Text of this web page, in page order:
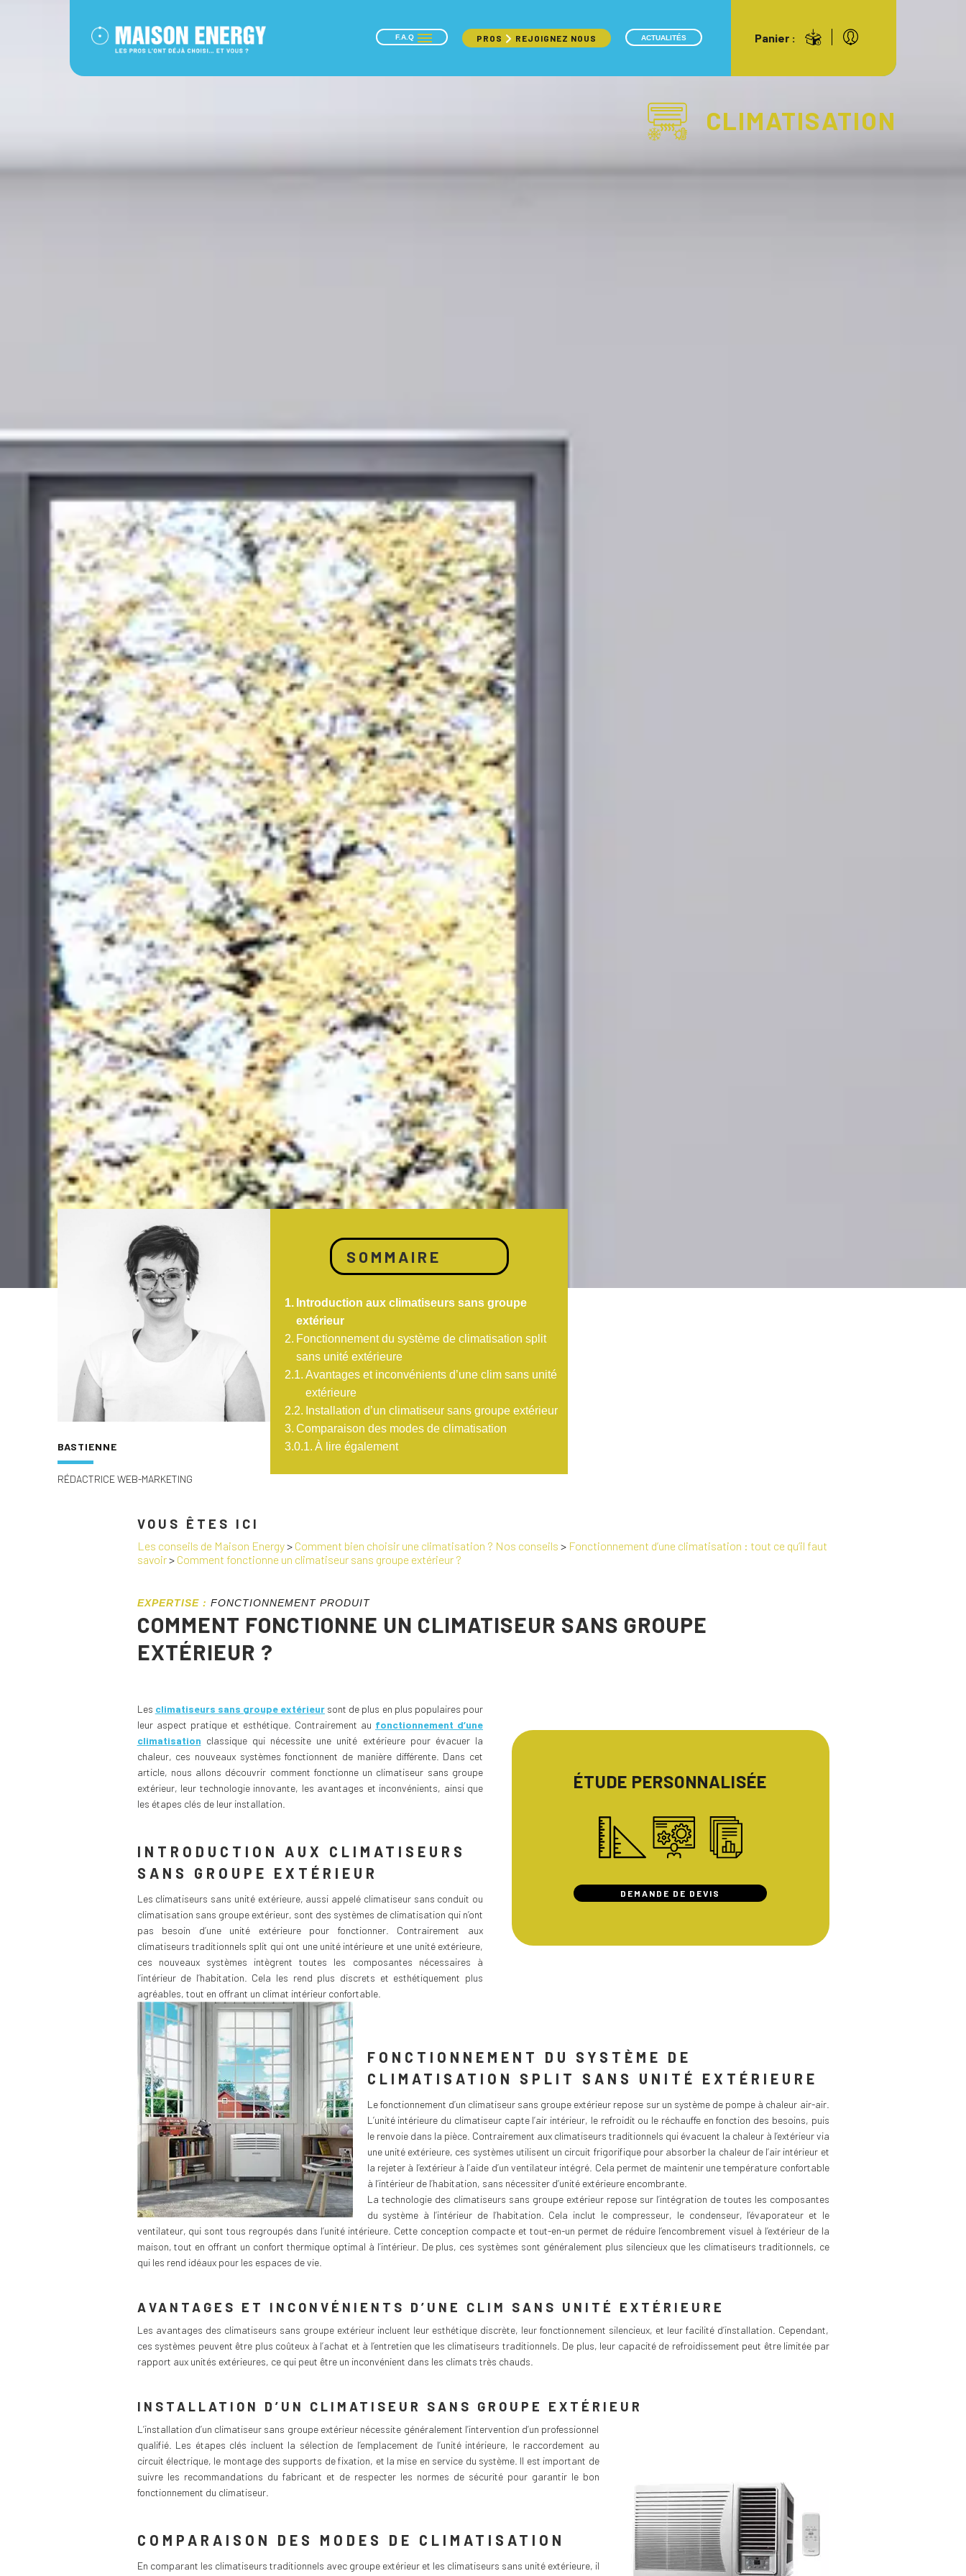
ACTUALITÉS
PROS REJOIGNEZ NOUS
F.A.Q Panier :
CLIMATISATION
BASTIENNE
RÉDACTRICE WEB-MARKETING
SOMMAIRE
Introduction aux climatiseurs sans groupe
extérieur
Fonctionnement du système de climatisation split
sans unité extérieure
Avantages et inconvénients d’une clim sans unité
extérieure
Installation d’un climatiseur sans groupe extérieur
Comparaison des modes de climatisation
À lire également
VOUS ÊTES ICI
Les conseils de Maison Energy> Comment bien choisir une climatisation ? Nos conseils > Fonctionnement d’une climatisation : tout ce qu’il faut
savoir> Comment fonctionne un climatiseur sans groupe extérieur ?
EXPERTISE : FONCTIONNEMENT PRODUIT
COMMENT FONCTIONNE UN CLIMATISEUR SANS GROUPE
EXTÉRIEUR ?
ÉTUDE PERSONNALISÉE
DEMANDE DE DEVIS
Les climatiseurs sans groupe extérieur sont de plus en plus populaires pour
leur aspect pratique et esthétique. Contrairement au fonctionnement d’une
climatisation classique qui nécessite une unité extérieure pour évacuer la
chaleur, ces nouveaux systèmes fonctionnent de manière différente. Dans cet
article, nous allons découvrir comment fonctionne un climatiseur sans groupe
extérieur, leur technologie innovante, les avantages et inconvénients, ainsi que
les étapes clés de leur installation.
INTRODUCTION AUX CLIMATISEURS
SANS GROUPE EXTÉRIEUR
Les climatiseurs sans unité extérieure, aussi appelé climatiseur sans conduit ou
climatisation sans groupe extérieur, sont des systèmes de climatisation qui n’ont
pas besoin d’une unité extérieure pour fonctionner. Contrairement aux
climatiseurs traditionnels split qui ont une unité intérieure et une unité extérieure,
ces nouveaux systèmes intègrent toutes les composantes nécessaires à
l’intérieur de l’habitation. Cela les rend plus discrets et esthétiquement plus
agréables, tout en offrant un climat intérieur confortable.
FONCTIONNEMENT DU SYSTÈME DE
CLIMATISATION SPLIT SANS UNITÉ EXTÉRIEURE
Le fonctionnement d’un climatiseur sans groupe extérieur repose sur un système de pompe à chaleur air-air.
L’unité intérieure du climatiseur capte l’air intérieur, le refroidit ou le réchauffe en fonction des besoins, puis
le renvoie dans la pièce. Contrairement aux climatiseurs traditionnels qui évacuent la chaleur à l’extérieur via
une unité extérieure, ces systèmes utilisent un circuit frigorifique pour absorber la chaleur de l’air intérieur et
la rejeter à l’extérieur à l’aide d’un ventilateur intégré. Cela permet de maintenir une température confortable
à l’intérieur de l’habitation, sans nécessiter d’unité extérieure encombrante.
La technologie des climatiseurs sans groupe extérieur repose sur l’intégration de toutes les composantes
du système à l’intérieur de l’habitation. Cela inclut le compresseur, le condenseur, l’évaporateur et le
ventilateur, qui sont tous regroupés dans l’unité intérieure. Cette conception compacte et tout-en-un permet de réduire l’encombrement visuel à l’extérieur de la
maison, tout en offrant un confort thermique optimal à l’intérieur. De plus, ces systèmes sont généralement plus silencieux que les climatiseurs traditionnels, ce
qui les rend idéaux pour les espaces de vie.
AVANTAGES ET INCONVÉNIENTS D’UNE CLIM SANS UNITÉ EXTÉRIEURE
Les avantages des climatiseurs sans groupe extérieur incluent leur esthétique discrète, leur fonctionnement silencieux, et leur facilité d’installation. Cependant,
ces systèmes peuvent être plus coûteux à l’achat et à l’entretien que les climatiseurs traditionnels. De plus, leur capacité de refroidissement peut être limitée par
rapport aux unités extérieures, ce qui peut être un inconvénient dans les climats très chauds.
INSTALLATION D’UN CLIMATISEUR SANS GROUPE EXTÉRIEUR
L’installation d’un climatiseur sans groupe extérieur nécessite généralement l’intervention d’un professionnel
qualifié. Les étapes clés incluent la sélection de l’emplacement de l’unité intérieure, le raccordement au
circuit électrique, le montage des supports de fixation, et la mise en service du système. Il est important de
suivre les recommandations du fabricant et de respecter les normes de sécurité pour garantir le bon
fonctionnement du climatiseur.
COMPARAISON DES MODES DE CLIMATISATION
En comparant les climatiseurs traditionnels avec groupe extérieur et les climatiseurs sans unité extérieure, il